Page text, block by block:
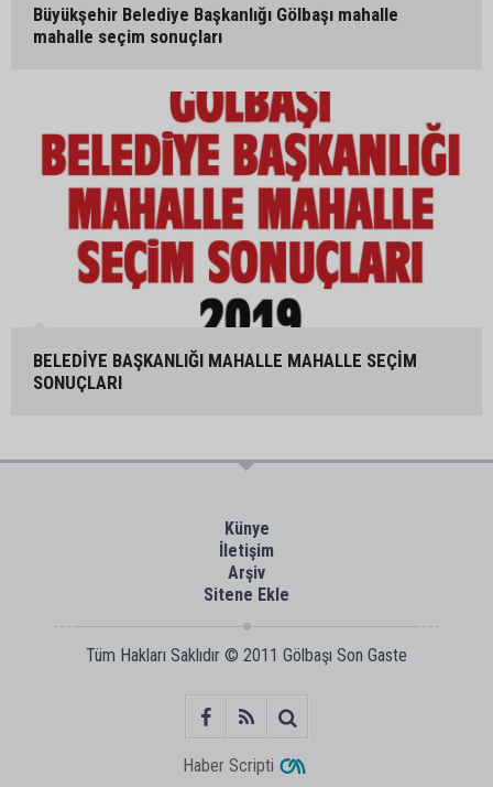
Büyükşehir Belediye Başkanlığı Gölbaşı mahalle
mahalle seçim sonuçları
BELEDİYE BAŞKANLIĞI MAHALLE MAHALLE SEÇİM
SONUÇLARI
Künye
İletişim
Arşiv
Sitene Ekle
Tüm Hakları Saklıdır © 2011 Gölbaşı Son Gaste
Haber Scripti